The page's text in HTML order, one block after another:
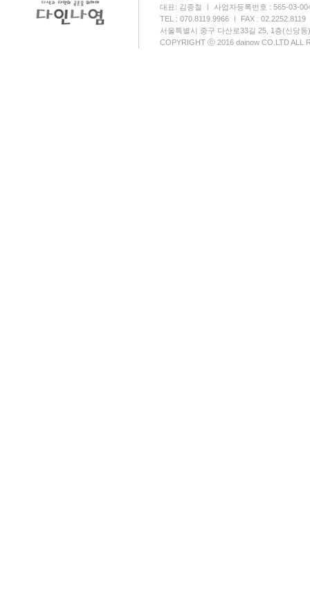
대표: 김종철 ㅣ 사업자등록번호 : 565-03-
TEL : 070.8119.9966 ㅣ FAX : 02.2252.8119
서울특별시 중구 다산로33길 25, 1층(신당동)
COPYRIGHT ⓒ 2016 dainow CO.LTD ALL